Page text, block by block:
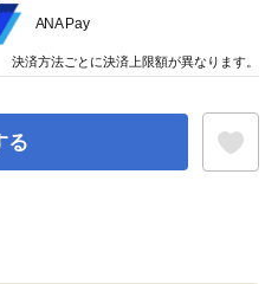
る
ANA Pay
決済方法ごとに決済上限額が異なります。